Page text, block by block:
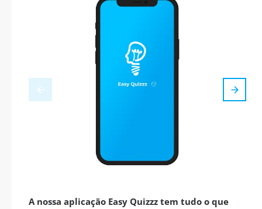
A nossa aplicação Easy Quizzz tem tudo o que